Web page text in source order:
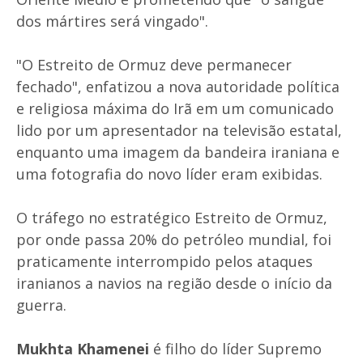
dos mártires será vingado".
"O Estreito de Ormuz deve permanecer
fechado", enfatizou a nova autoridade política
e religiosa máxima do Irã em um comunicado
lido por um apresentador na televisão estatal,
enquanto uma imagem da bandeira iraniana e
uma fotografia do novo líder eram exibidas.
O tráfego no estratégico Estreito de Ormuz,
por onde passa 20% do petróleo mundial, foi
praticamente interrompido pelos ataques
iranianos a navios na região desde o início da
guerra.
Mukhta Khamenei é filho do líder Supremo